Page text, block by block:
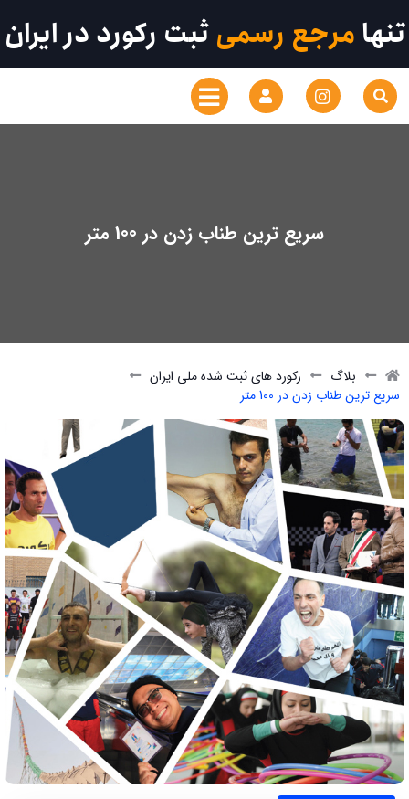
تنهامرجع رسمیثبت رکورد در ایران
سریع ترین طناب زدن در 100 متر
بلاگ
رکورد های ثبت شده ملی ایران
سریع ترین طناب زدن در 100 متر